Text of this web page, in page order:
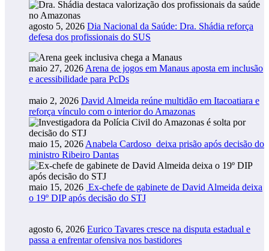
agosto 5, 2026 Dia Nacional da Saúde: Dra. Shádia reforça
defesa dos profissionais do SUS
maio 27, 2026 Arena de jogos em Manaus aposta em inclusão
e acessibilidade para PcDs
maio 2, 2026 David Almeida reúne multidão em Itacoatiara e
reforça vínculo com o interior do Amazonas
maio 15, 2026 Anabela Cardoso deixa prisão após decisão do
ministro Ribeiro Dantas
maio 15, 2026 Ex-chefe de gabinete de David Almeida deixa
o 19º DIP após decisão do STJ
agosto 6, 2026 Eurico Tavares cresce na disputa estadual e
passa a enfrentar ofensiva nos bastidores